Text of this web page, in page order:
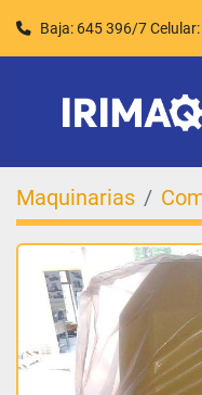
Baja: 645 396/7
Maquinarias